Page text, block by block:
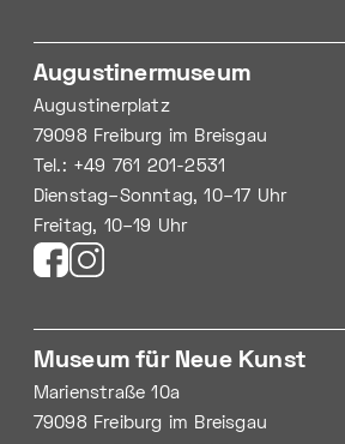
Augustinermuseum
Augustinerplatz
79098 Freiburg im Breisgau
Tel.: +49 761 201-2531
Dienstag–Sonntag, 10–17 Uhr
Freitag, 10–19 Uhr
Museum für Neue Kunst
Marienstraße 10a
79098 Freiburg im Breisgau